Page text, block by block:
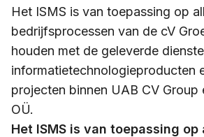
Het ISMS is van toepassing op
bedrijfsprocessen van de cV
houden met de geleverde
informatietechnologieproducten
projecten binnen UAB CV Group
OÜ.
Het ISMS is van toepassing op